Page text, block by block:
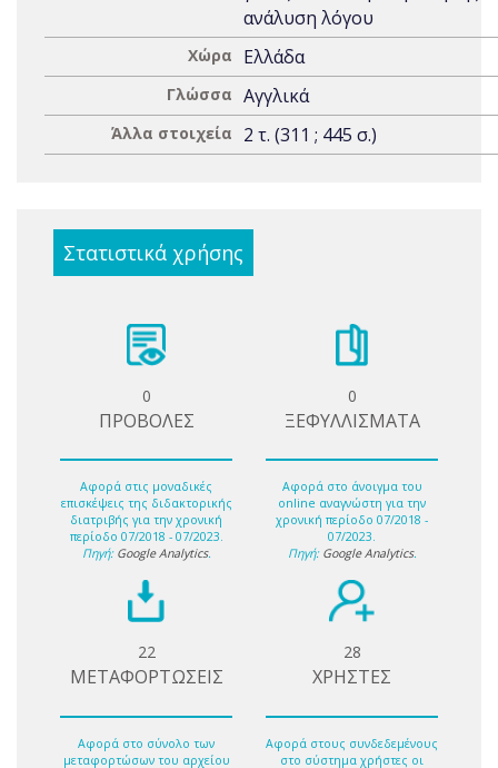
ανάλυση λόγου
Χώρα Ελλάδα
Γλώσσα Αγγλικά
Άλλα στοιχεία 2 τ. (311 ; 445 σ.)
Στατιστικά χρήσης
0
ΠΡΟΒΟΛΕΣ
Αφορά στις μοναδικές
επισκέψεις της διδακτορικής
διατριβής για την χρονική
περίοδο 07/2018 - 07/2023.
Πηγή: Google Analytics.
0
ΞΕΦΥΛΛΙΣΜΑΤΑ
Αφορά στο άνοιγμα του
online αναγνώστη για την
χρονική περίοδο 07/2018 -
07/2023.
Πηγή: Google Analytics.
22
ΜΕΤΑΦΟΡΤΩΣΕΙΣ
Αφορά στο σύνολο των
μεταφορτώσων του αρχείου
28
ΧΡΗΣΤΕΣ
Αφορά στους συνδεδεμένους
στο σύστημα χρήστες οι